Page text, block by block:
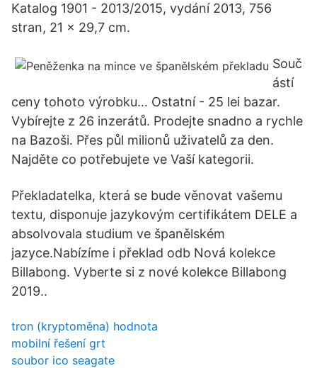
Katalog 1901 - 2013/2015, vydání 2013, 756
stran, 21 x 29,7 cm.
Souč
ástí
ceny tohoto výrobku… Ostatní - 25 lei bazar.
Vybírejte z 26 inzerátů. Prodejte snadno a rychle
na Bazoši. Přes půl milionů uživatelů za den.
Najděte co potřebujete ve Vaší kategorii.
Překladatelka, která se bude věnovat vašemu
textu, disponuje jazykovým certifikátem DELE a
absolvovala studium ve španělském
jazyce.Nabízíme i překlad odb Nová kolekce
Billabong. Vyberte si z nové kolekce Billabong
2019..
tron (kryptoměna) hodnota
mobilní řešení grt
soubor ico seagate